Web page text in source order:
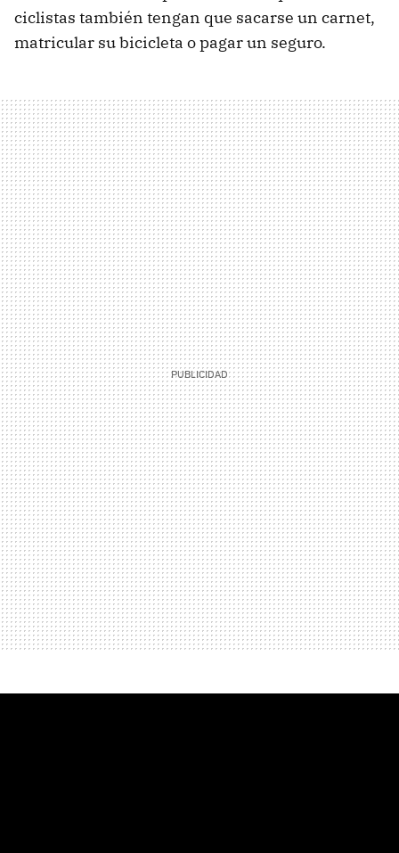
ciclistas también tengan que sacarse un carnet,
matricular su bicicleta o pagar un seguro.